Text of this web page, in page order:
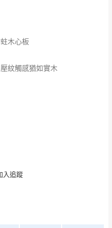
木心板
紋觸感猶如實木
入追蹤